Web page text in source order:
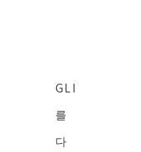
GLI
를
다